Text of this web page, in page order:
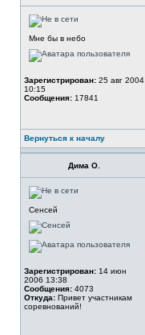
Мне бы в небо
Зарегистрирован: 25 авг 2004
10:15
Сообщения: 17841
Вернуться к началу
Дима О.
Сенсей
Зарегистрирован: 14 июн
2006 13:38
Сообщения: 4073
Откуда: Привет участникам
соревнований!